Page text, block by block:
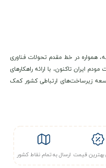
همواره در خط مقدم تحولات فناوری
ایران تاکنون، با ارائه راهکارهای
زیرساخت‌های ارتباطی کشور کمک
قیمت ارسال به تمام نقاط کشور